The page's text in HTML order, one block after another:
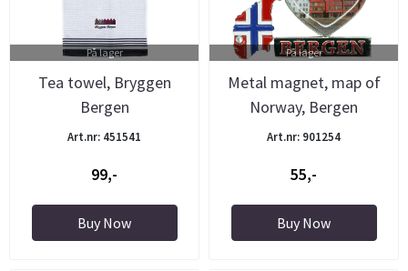
På lager
Tea towel, Bryggen
Bergen
Art.nr: 451541
99,-
Buy Now
På lager
Metal magnet, map of
Norway, Bergen
Art.nr: 901254
55,-
Buy Now